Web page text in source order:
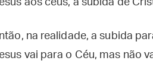
aos céus, a subida de
na realidade, a subida
vai para o Céu, mas não